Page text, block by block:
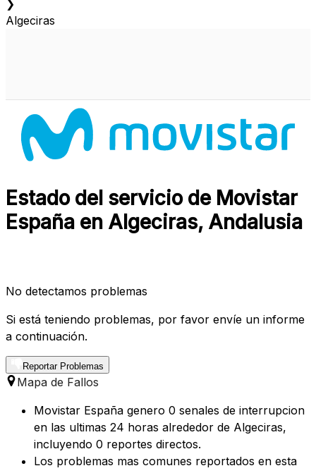
❯
Algeciras
Estado del servicio de Movistar
España en Algeciras, Andalusia
No detectamos problemas
Si está teniendo problemas, por favor envíe un informe
a continuación.
Reportar Problemas
Mapa de Fallos
Movistar España genero 0 senales de interrupcion
en las ultimas 24 horas alrededor de Algeciras,
incluyendo 0 reportes directos.
Los problemas mas comunes reportados en esta